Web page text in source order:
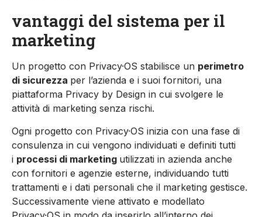
vantaggi del sistema per il
marketing
Un progetto con Privacy·OS stabilisce un perimetro
di sicurezza per l’azienda e i suoi fornitori, una
piattaforma Privacy by Design in cui svolgere le
attività di marketing senza rischi.
Ogni progetto con Privacy·OS inizia con una fase di
consulenza in cui vengono individuati e definiti tutti
i processi di marketing utilizzati in azienda anche
con fornitori e agenzie esterne, individuando tutti
trattamenti e i dati personali che il marketing gestisce.
Successivamente viene attivato e modellato